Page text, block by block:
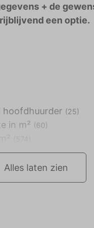
+ de
een optie.
hoofdhuurder (25)
in m² (60)
Alles laten zien